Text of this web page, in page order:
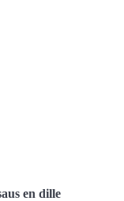
en dille